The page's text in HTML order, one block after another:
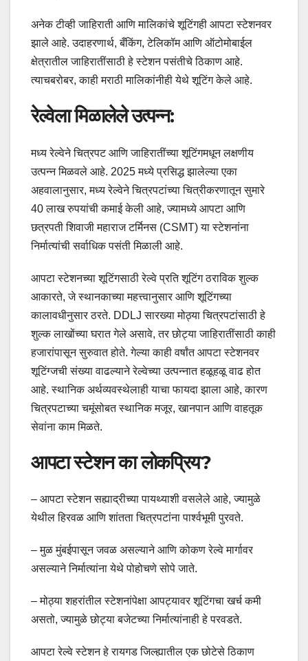
अनेक टीव्ही जाहिराती आणि मालिकांचे शूटिंगही आपटा स्टेशनवर
झाले आहे. उदाहरणार्थ, बँकिंग, टेलिकॉम आणि ऑटोमोबाईल
क्षेत्रातील जाहिरातींसाठी हे स्टेशन पसंतीचे ठिकाण आहे.
त्याचबरोबर, काही मराठी मालिकांनीही येथे शूटिंग केले आहे.
रेल्वेला मिळालेले उत्पन्न:
मध्य रेल्वेने चित्रपट आणि जाहिरातींच्या शूटिंगमधून लक्षणीय
उत्पन्न मिळवले आहे. 2025 मध्ये प्रसिद्ध झालेल्या एका
अहवालानुसार, मध्य रेल्वेने चित्रपटांच्या चित्रीकरणातून सुमारे
40 लाख रुपयांची कमाई केली आहे, ज्यामध्ये आपटा आणि
छत्रपती शिवाजी महाराज टर्मिनस (CSMT) या स्टेशनांना
निर्मात्यांची सर्वाधिक पसंती मिळाली आहे.
आपटा स्टेशनच्या शूटिंगसाठी रेल्वे प्रति शूटिंग ठराविक शुल्क
आकारते, जे स्थानकाच्या महत्त्वानुसार आणि शूटिंगच्या
कालावधीनुसार ठरते. DDLJ सारख्या मोठ्या चित्रपटांसाठी हे
शुल्क लाखोंच्या घरात गेले असावे, तर छोट्या जाहिरातींसाठी काही
हजारांपासून सुरुवात होते. गेल्या काही वर्षांत आपटा स्टेशनवर
शूटिंग्जची संख्या वाढल्याने रेल्वेच्या उत्पन्नात हळूहळू वाढ होत
आहे. स्थानिक अर्थव्यवस्थेलाही याचा फायदा झाला आहे, कारण
चित्रपटाच्या चमूंसोबत स्थानिक मजूर, खानपान आणि वाहतूक
सेवांना काम मिळते.
आपटा स्टेशन का लोकप्रिय?
– आपटा स्टेशन सह्याद्रीच्या पायथ्याशी वसलेले आहे, ज्यामुळे
येथील हिरवळ आणि शांतता चित्रपटांना पार्श्वभूमी पुरवते.
– मुळ मुंबईपासून जवळ असल्याने आणि कोकण रेल्वे मार्गावर
असल्याने निर्मात्यांना येथे पोहोचणे सोपे जाते.
– मोठ्या शहरांतील स्टेशनांपेक्षा आपट्यावर शूटिंगचा खर्च कमी
असतो, ज्यामुळे छोट्या बजेटच्या निर्मात्यांनाही हे परवडते.
आपटा रेल्वे स्टेशन हे रायगड जिल्ह्यातील एक छोटेसे ठिकाण